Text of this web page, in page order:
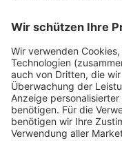
Nützliches
Impressum
Datenschutz
Die Travel